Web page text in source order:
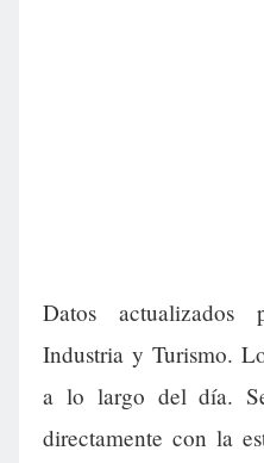
Datos
Industria y Turismo.
a lo largo del día.
directamente con la